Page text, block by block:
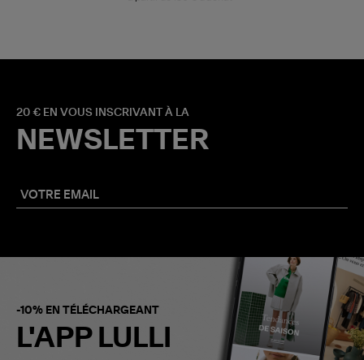
20 € EN VOUS INSCRIVANT À LA
NEWSLETTER
-10% EN TÉLÉCHARGEANT
L'APP LULLI